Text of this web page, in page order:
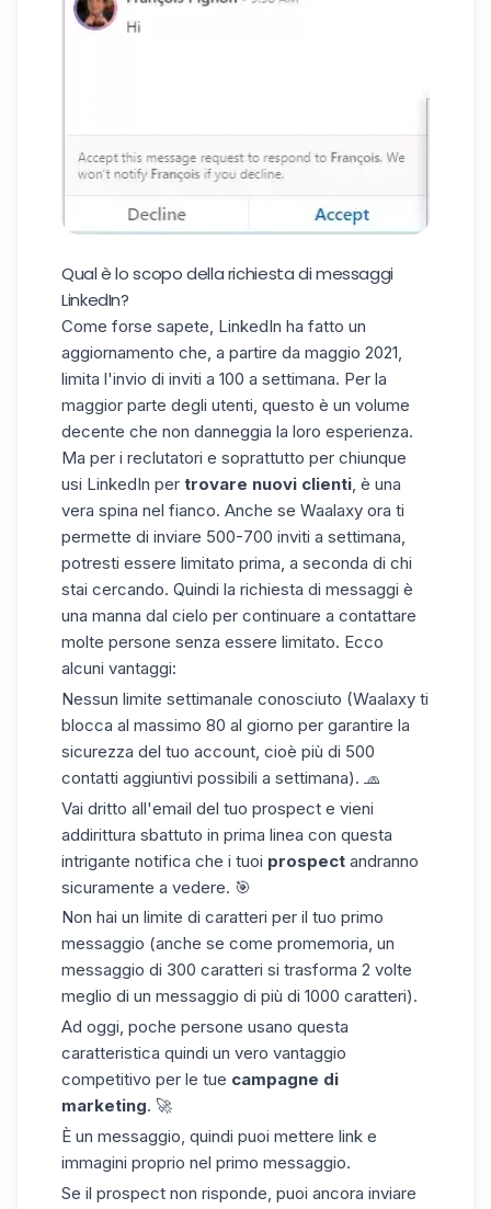
Qual è lo scopo della richiesta di messaggi
LinkedIn?
Come forse sapete, LinkedIn ha fatto un
aggiornamento che, a partire da maggio 2021,
limita l'invio di inviti a 100 a settimana. Per la
maggior parte degli utenti, questo è un volume
decente che non danneggia la loro esperienza.
Ma per i reclutatori e soprattutto per chiunque
usi LinkedIn per trovare nuovi clienti, è una
vera spina nel fianco. Anche se Waalaxy ora ti
permette di inviare 500-700 inviti a settimana,
potresti essere limitato prima, a seconda di chi
stai cercando. Quindi la richiesta di messaggi è
una manna dal cielo per continuare a contattare
molte persone senza essere limitato. Ecco
alcuni vantaggi:
Nessun limite settimanale conosciuto (Waalaxy ti
blocca al massimo 80 al giorno per garantire la
sicurezza del tuo account, cioè più di 500
contatti aggiuntivi possibili a settimana). 🧢
Vai dritto all'email del tuo prospect e vieni
addirittura sbattuto in prima linea con questa
intrigante notifica che i tuoi prospect andranno
sicuramente a vedere. 🎯
Non hai un limite di caratteri per il tuo primo
messaggio (anche se come promemoria, un
messaggio di 300 caratteri si trasforma 2 volte
meglio di un messaggio di più di 1000 caratteri).
Ad oggi, poche persone usano questa
caratteristica quindi un vero vantaggio
competitivo per le tue campagne di
marketing. 🚀
È un messaggio, quindi puoi mettere link e
immagini proprio nel primo messaggio.
Se il prospect non risponde, puoi ancora inviare